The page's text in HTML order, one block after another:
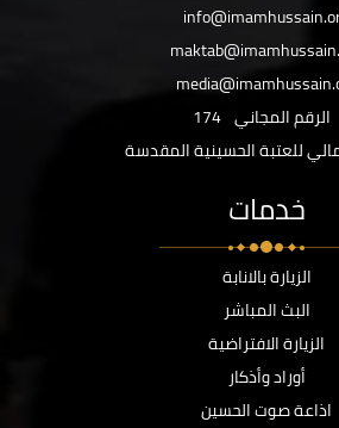
الرقم المجاني 174
للعتبة الحسينية المقدسة
خدمات
الزيارة بالانابة
البث المباشر
الزيارة الافتراضية
أوراد وأذكار
اذاعة صوت الحسين